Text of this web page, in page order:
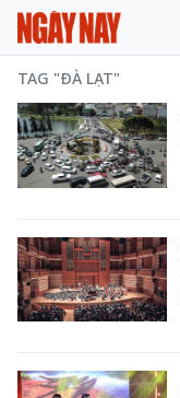
TAG "ĐÀ LẠT"